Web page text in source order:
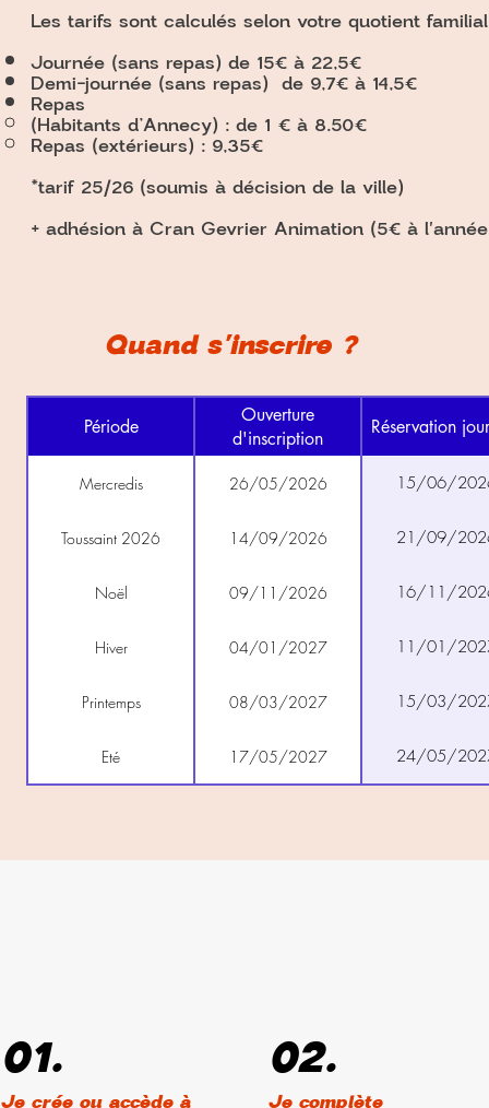
Les tarifs sont calculés selon votre quotient
Journée (sans repas) de 15€ à 22,5€
Demi-journée (sans repas) de 9,7€ à 14,5€
Repas
(Habitants d’Annecy) : de 1 € à 8.50€
Repas (extérieurs) : 9,35€
*tarif 25/26 (soumis à décision de la ville)
+ adhésion à Cran Gevrier Animation (5€ à
Quand s'inscrire ?
Période
Ouverture
d'inscription
Réservation
Mercredis 26/05/2026 15/06/
Toussaint 2026 14/09/2026 21/09/
Noël 09/11/2026 16/11/
Hiver 04/01/2027 11/01/
Printemps 08/03/2027 15/03/
Eté 17/05/2027 24/05/
01. 02.